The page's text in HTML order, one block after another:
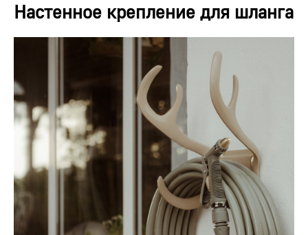
Настенное крепление для шланга